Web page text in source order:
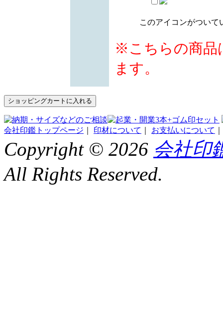
このアイコンがついて
※こちらの商品
ます。
会社印鑑トップページ 印材について お支払いについて
Copyright © 2026 会社印
All Rights Reserved.